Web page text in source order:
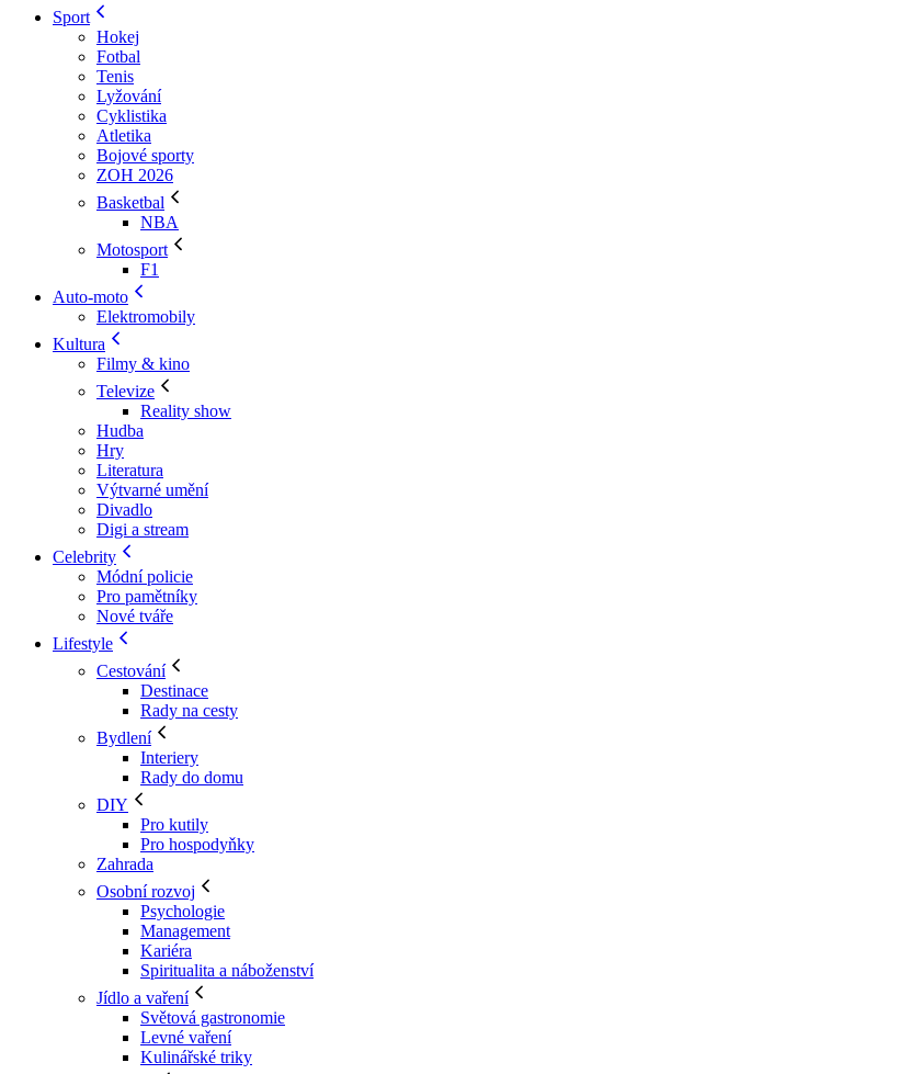
Sport
Hokej
Fotbal
Tenis
Lyžování
Cyklistika
Atletika
Bojové sporty
ZOH 2026
Basketbal
NBA
Motosport
F1
Auto-moto
Elektromobily
Kultura
Filmy & kino
Televize
Reality show
Hudba
Hry
Literatura
Výtvarné umění
Divadlo
Digi a stream
Celebrity
Módní policie
Pro pamětníky
Nové tváře
Lifestyle
Cestování
Destinace
Rady na cesty
Bydlení
Interiery
Rady do domu
DIY
Pro kutily
Pro hospodyňky
Zahrada
Osobní rozvoj
Psychologie
Management
Kariéra
Spiritualita a náboženství
Jídlo a vaření
Světová gastronomie
Levné vaření
Kulinářské triky